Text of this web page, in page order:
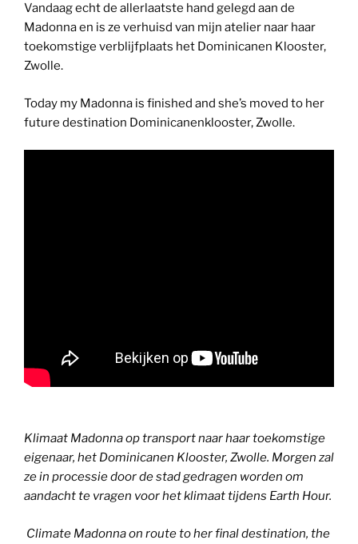
Vandaag echt de allerlaatste hand gelegd aan de
Madonna en is ze verhuisd van mijn atelier naar haar
toekomstige verblijfplaats het Dominicanen Klooster,
Zwolle.
Today my Madonna is finished and she’s moved to her
future destination Dominicanenklooster, Zwolle.
Klimaat Madonna op transport naar haar toekomstige
eigenaar, het Dominicanen Klooster, Zwolle. Morgen zal
ze in processie door de stad gedragen worden om
aandacht te vragen voor het klimaat tijdens Earth Hour.
Climate Madonna on route to her final destination, the